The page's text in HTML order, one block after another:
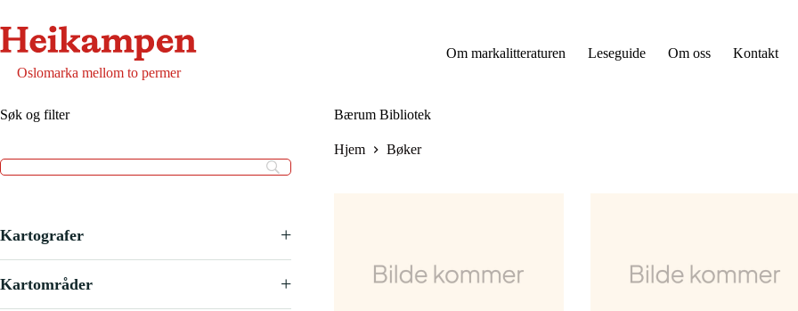
innholdet
Oslomarka mellom to permer
Om markalitteraturen Leseguide Om oss Kontakt
Bærum Bibliotek
Hjem Bøker
Søk og filter
Kartografer +
Kartområder +